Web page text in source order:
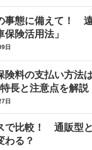
事態に備えて！
保険活用法」
日
険料の支払い方法
長と注意点を解説
日
で比較！ 通販型
わる？